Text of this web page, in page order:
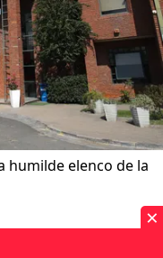
humilde elenco de la
×